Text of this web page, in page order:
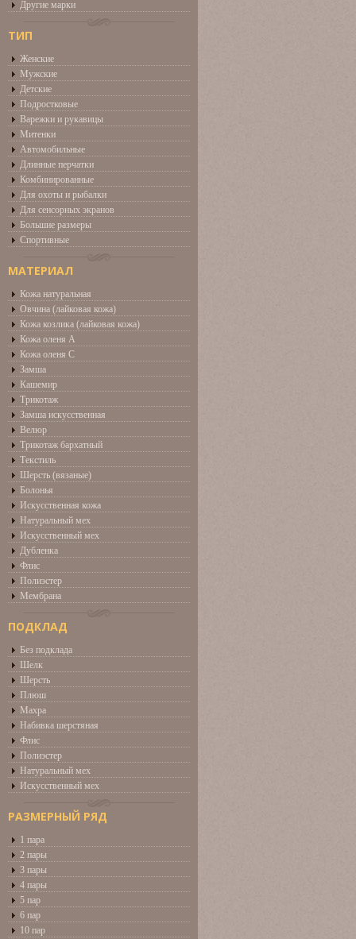
Другие марки
ТИП
Женские
Мужские
Детские
Подростковые
Варежки и рукавицы
Митенки
Автомобильные
Длинные перчатки
Комбинированные
Для охоты и рыбалки
Для сенсорных экранов
Большие размеры
Спортивные
МАТЕРИАЛ
Кожа натуральная
Овчина (лайковая кожа)
Кожа козлика (лайковая кожа)
Кожа оленя А
Кожа оленя С
Замша
Кашемир
Трикотаж
Замша искусственная
Велюр
Трикотаж бархатный
Текстиль
Шерсть (вязаные)
Болонья
Искусственная кожа
Натуральный мех
Искусственный мех
Дубленка
Флис
Полиэстер
Мембрана
ПОДКЛАД
Без подклада
Шелк
Шерсть
Плюш
Махра
Набивка шерстяная
Флис
Полиэстер
Натуральный мех
Искусственный мех
РАЗМЕРНЫЙ РЯД
1 пара
2 пары
3 пары
4 пары
5 пар
6 пар
10 пар